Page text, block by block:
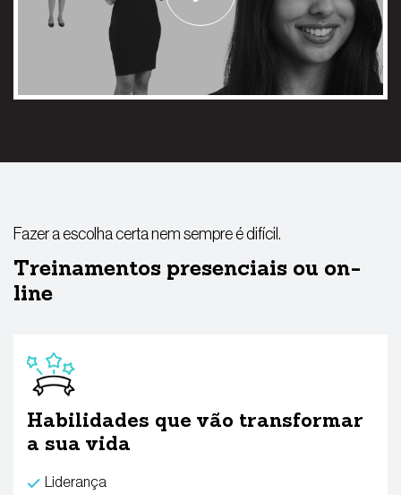
Fazer a escolha certa nem sempre é difícil.
Treinamentos presenciais ou on-
line
Habilidades que vão transformar
a sua vida
Liderança